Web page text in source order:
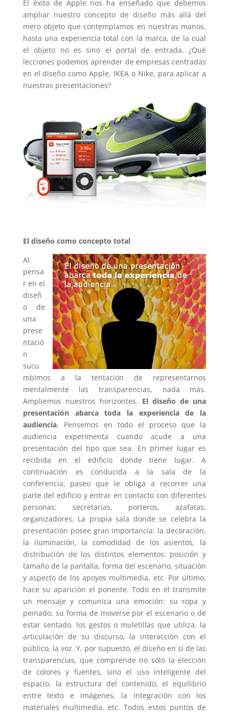
El éxito de Apple nos ha enseñado que debemos
ampliar nuestro concepto de diseño más allá del
mero objeto que contemplamos en nuestras manos,
hasta una experiencia total con la marca, de la cual
el objeto no es sino el portal de entrada. ¿Qué
lecciones podemos aprender de empresas centradas
en el diseño como Apple, IKEA o Nike, para aplicar a
nuestras presentaciones?
El diseño como concepto total
Al
pensa
r en el
diseñ
o de
una
prese
ntació
n
sucu
mbimos a la tentación de representarnos
mentalmente las transparencias, nada más.
Ampliemos nuestros horizontes. El diseño de una
presentación abarca toda la experiencia de la
audiencia. Pensemos en todo el proceso que la
audiencia experimenta cuando acude a una
presentación del tipo que sea. En primer lugar es
recibida en el edificio donde tiene lugar. A
continuación es conducida a la sala de la
conferencia, paseo que le obliga a recorrer una
parte del edificio y entrar en contacto con diferentes
personas: secretarias, porteros, azafatas,
organizadores. La propia sala donde se celebra la
presentación posee gran importancia: la decoración,
la iluminación, la comodidad de los asientos, la
distribución de los distintos elementos: posición y
tamaño de la pantalla, forma del escenario, situación
y aspecto de los apoyos multimedia, etc. Por último,
hace su aparición el ponente. Todo en él transmite
un mensaje y comunica una emoción: su ropa y
peinado, su forma de moverse por el escenario o de
estar sentado, los gestos o muletillas que utiliza, la
articulación de su discurso, la interacción con el
público, la voz. Y, por supuesto, el diseño en sí de las
transparencias, que comprende no sólo la elección
de colores y fuentes, sino el uso inteligente del
espacio, la estructura del contenido, el equilibrio
entre texto e imágenes, la integración con los
materiales multimedia, etc. Todos estos puntos de